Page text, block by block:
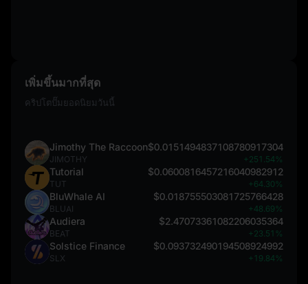
เพิ่มขึ้นมากที่สุด
คริปโตปั๊มยอดนิยมวันนี้
Jimothy The Raccoon
JIMOTHY
$0.0151494837108780917304
+251.54%
Tutorial
TUT
$0.0600816457216040982912
+64.30%
BluWhale AI
BLUAI
$0.018755503081725766428
+48.69%
Audiera
BEAT
$2.47073361082206035364
+23.51%
Solstice Finance
SLX
$0.093732490194508924992
+19.84%